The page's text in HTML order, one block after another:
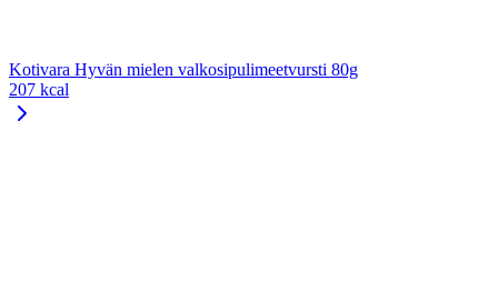
Kotivara Hyvän mielen valkosipulimeetvursti 80g
207 kcal